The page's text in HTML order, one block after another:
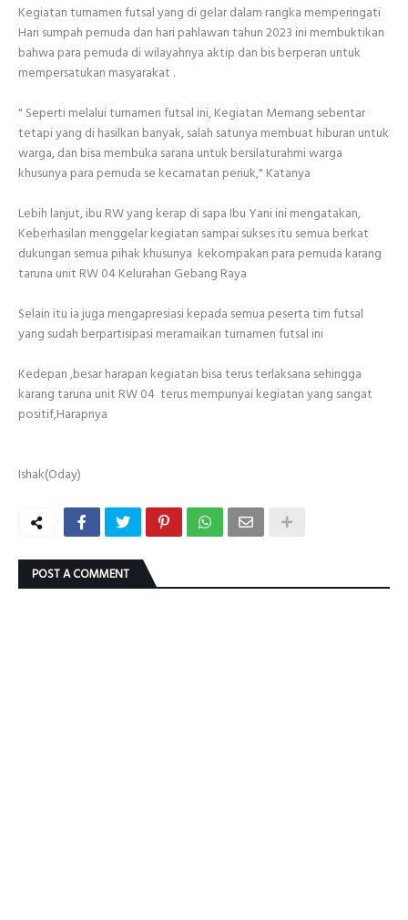
Kegiatan turnamen futsal yang di gelar dalam rangka memperingati
Hari sumpah pemuda dan hari pahlawan tahun 2023 ini membuktikan
bahwa para pemuda di wilayahnya aktip dan bis berperan untuk
mempersatukan masyarakat .
" Seperti melalui turnamen futsal ini, Kegiatan Memang sebentar
tetapi yang di hasilkan banyak, salah satunya membuat hiburan untuk
warga, dan bisa membuka sarana untuk bersilaturahmi warga
khusunya para pemuda se kecamatan periuk," Katanya
Lebih lanjut, ibu RW yang kerap di sapa Ibu Yani ini mengatakan,
Keberhasilan menggelar kegiatan sampai sukses itu semua berkat
dukungan semua pihak khusunya kekompakan para pemuda karang
taruna unit RW 04 Kelurahan Gebang Raya
Selain itu ia juga mengapresiasi kepada semua peserta tim futsal
yang sudah berpartisipasi meramaikan turnamen futsal ini
Kedepan ,besar harapan kegiatan bisa terus terlaksana sehingga
karang taruna unit RW 04 terus mempunyai kegiatan yang sangat
positif,Harapnya
Ishak(Oday)
POST A COMMENT